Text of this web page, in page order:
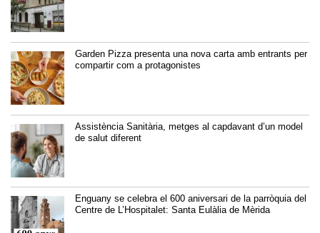
Garden Pizza presenta una nova carta amb entrants per
compartir com a protagonistes
Assistència Sanitària, metges al capdavant d’un model
de salut diferent
Enguany se celebra el 600 aniversari de la parròquia del
Centre de L’Hospitalet: Santa Eulàlia de Mèrida